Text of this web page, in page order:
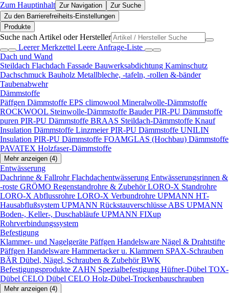
Zum Hauptinhalt Zur Navigation
Zur Suche
Zu den Barrierefreiheits-Einstellungen
Produkte
Suche nach Artikel oder Hersteller
Leerer Merkzettel Leere Anfrage-Liste
Dach und Wand
Steildach Flachdach Fassade Bauwerksabdichtung Kaminschutz
Dachschmuck Bauholz Metallbleche, -tafeln, -rollen &-bänder
Taubenabwehr
Dämmstoffe
Päffgen Dämmstoffe EPS climowool Mineralwolle-Dämmstoffe
ROCKWOOL Steinwolle-Dämmstoffe Bauder PIR-PU Dämmstoffe
puren PIR-PU Dämmstoffe BRAAS Steildach-Dämmstoffe Knauf
Insulation Dämmstoffe Linzmeier PIR-PU Dämmstoffe UNILIN
Insulation PIR-PU Dämmstoffe FOAMGLAS (Hochbau) Dämmstoffe
PAVATEX Holzfaser-Dämmstoffe
Mehr anzeigen (4)
Entwässerung
Dachrinne & FallrohrFlachdachentwässerung Entwässerungsrinnen &
-roste GRÖMO Regenstandrohre & ZubehörLORO-X Standrohre
LORO-X Abflussrohre LORO-X Verbundrohre UPMANN HT-
Hausabflußsystem UPMANN Rückstauverschlüsse ABS UPMANN
Boden-, Keller-, Duschabläufe UPMANN FIXup
Rohrverbindungssystem
Befestigung
Klammer- und Nagelgeräte Päffgen Handelsware Nägel & Drahtstifte
Päffgen Handelsware Hammertacker u. Klammern SPAX-Schrauben
BÄR Dübel, Nägel, Schrauben & ZubehörBWK
Befestigungsprodukte ZAHN Spezialbefestigung Hüfner-Dübel TOX-
Dübel CELO Dübel CELO Holz-Dübel-Trockenbauschrauben
Mehr anzeigen (4)